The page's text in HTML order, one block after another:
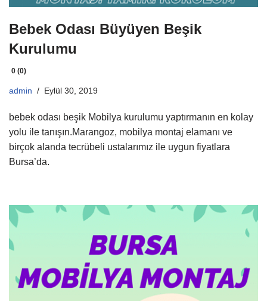
Bebek Odası Büyüyen Beşik
Kurulumu
0 (0)
admin Eylül 30, 2019
bebek odası beşik Mobilya kurulumu yaptırmanın en kolay
yolu ile tanışın.Marangoz, mobilya montaj elamanı ve
birçok alanda tecrübeli ustalarımız ile uygun fiyatlara
Bursa’da.